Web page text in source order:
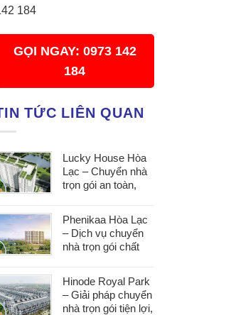
184
GỌI NGAY: 0973 142
184
TỨC LIÊN QUAN
Lucky House Hòa
Lạc – Chuyển nhà
trọn gói an toàn,
Phenikaa Hòa Lạc
– Dịch vụ chuyển
nhà trọn gói chất
Hinode Royal Park
– Giải pháp chuyển
nhà trọn gói tiện lợi,